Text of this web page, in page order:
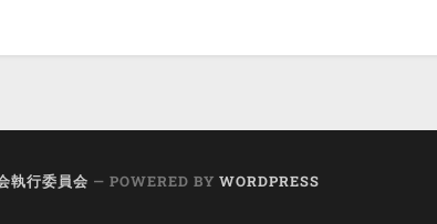
執行委員会 — POWERED BYWORDPRESS